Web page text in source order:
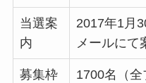
当選案
内
2017年1月
メールにて
募集枠 1700名（全